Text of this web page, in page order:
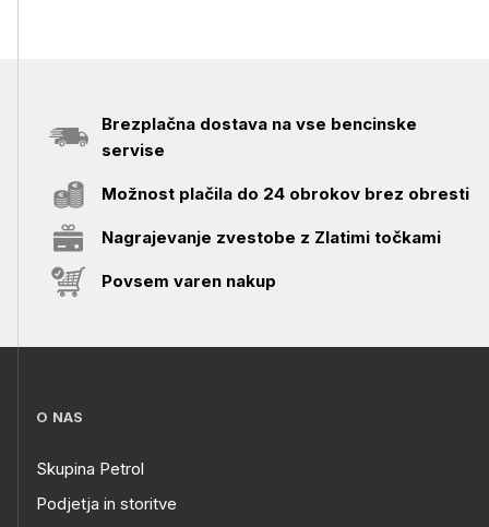
Brezplačna dostava na vse bencinske
servise
Možnost plačila do 24 obrokov brez obresti
Nagrajevanje zvestobe z Zlatimi točkami
Povsem varen nakup
O NAS
Skupina Petrol
Podjetja in storitve